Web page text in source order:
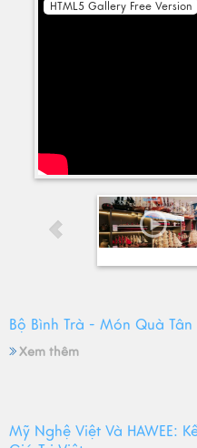
HTML5 Gallery Free Version
Bộ Bình Trà - Món Quà
Xem thêm
Mỹ Nghệ Việt Và HAWEE: